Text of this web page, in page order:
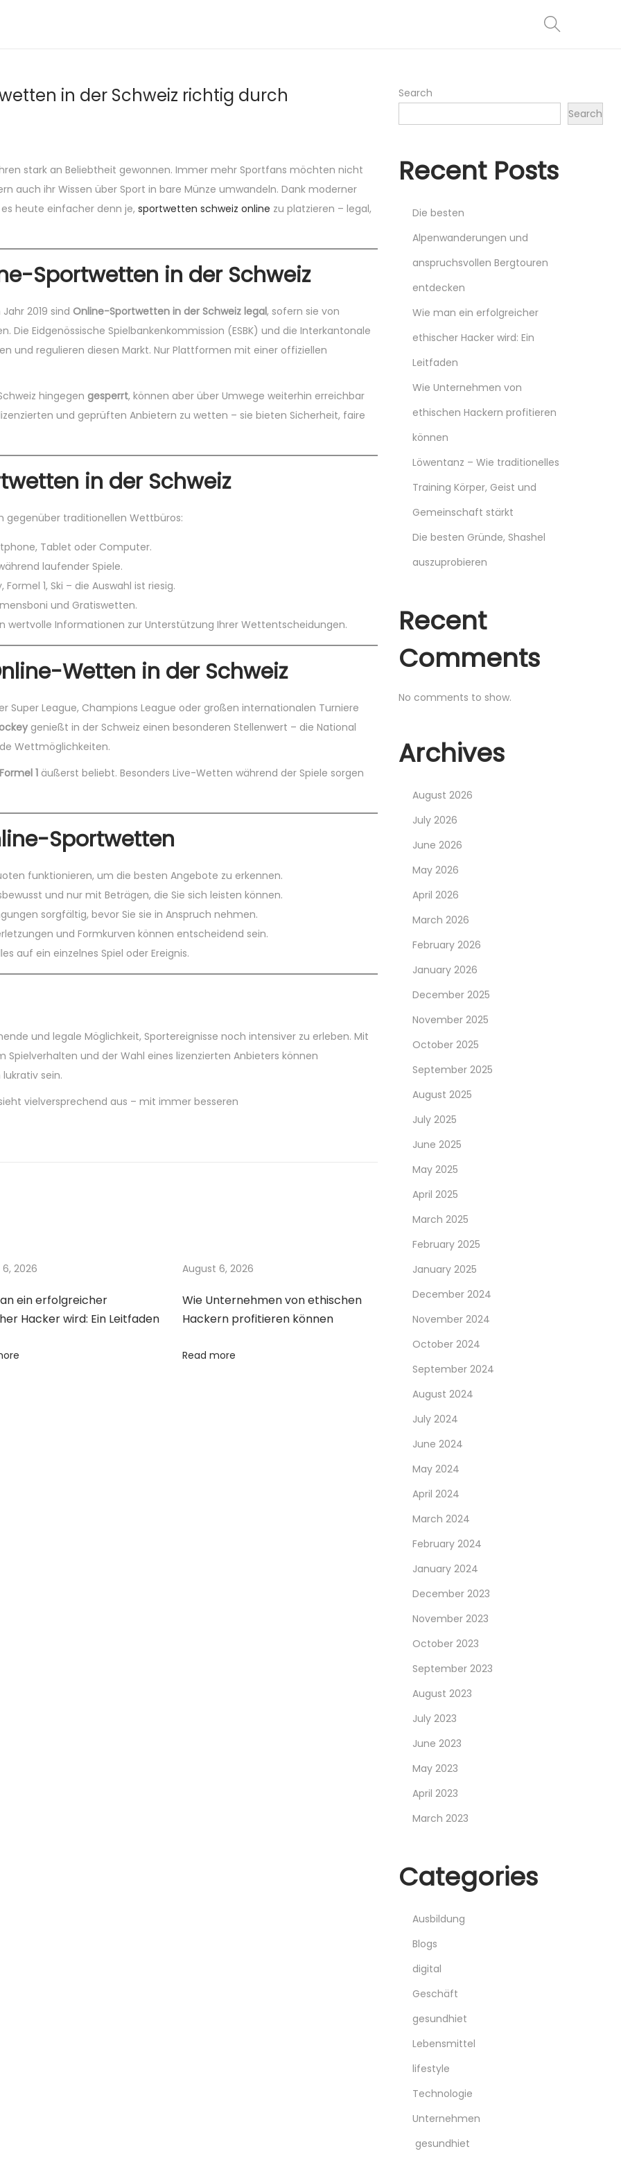
in der Schweiz richtig durch
stark an Beliebtheit gewonnen. Immer mehr Sportfans möchten nicht
auch ihr Wissen über Sport in bare Münze umwandeln. Dank moderner
heute einfacher denn je, sportwetten schweiz online zu platzieren – legal,
Sportwetten in der Schweiz
2019 sind Online-Sportwetten in der Schweiz legal, sofern sie von
Die Eidgenössische Spielbankenkommission (ESBK) und die Interkantonale
und regulieren diesen Markt. Nur Plattformen mit einer offiziellen
hingegen gesperrt, können aber über Umwege weiterhin erreichbar
und geprüften Anbietern zu wetten – sie bieten Sicherheit, faire
in der Schweiz
gegenüber traditionellen Wettbüros:
Tablet oder Computer.
laufender Spiele.
Formel 1, Ski – die Auswahl ist riesig.
und Gratiswetten.
wertvolle Informationen zur Unterstützung Ihrer Wettentscheidungen.
Wetten in der Schweiz
Super League, Champions League oder großen internationalen Turniere
genießt in der Schweiz einen besonderen Stellenwert – die National
Wettmöglichkeiten.
Formel 1 äußerst beliebt. Besonders Live-Wetten während der Spiele sorgen
Sportwetten
funktionieren, um die besten Angebote zu erkennen.
und nur mit Beträgen, die Sie sich leisten können.
sorgfältig, bevor Sie sie in Anspruch nehmen.
und Formkurven können entscheidend sein.
auf ein einzelnes Spiel oder Ereignis.
und legale Möglichkeit, Sportereignisse noch intensiver zu erleben. Mit
und der Wahl eines lizenzierten Anbieters können
sein.
vielversprechend aus – mit immer besseren
2026
ein erfolgreicher
Hacker wird: Ein Leitfaden
August 6, 2026
Wie Unternehmen von ethischen
Hackern profitieren können
Read more
Search
Search
Recent Posts
Die besten
Alpenwanderungen und
anspruchsvollen Bergtouren
entdecken
Wie man ein erfolgreicher
ethischer Hacker wird: Ein
Leitfaden
Wie Unternehmen von
ethischen Hackern profitieren
können
Löwentanz – Wie traditionelles
Training Körper, Geist und
Gemeinschaft stärkt
Die besten Gründe, Shashel
auszuprobieren
Recent
Comments
No comments to show.
Archives
August 2026
July 2026
June 2026
May 2026
April 2026
March 2026
February 2026
January 2026
December 2025
November 2025
October 2025
September 2025
August 2025
July 2025
June 2025
May 2025
April 2025
March 2025
February 2025
January 2025
December 2024
November 2024
October 2024
September 2024
August 2024
July 2024
June 2024
May 2024
April 2024
March 2024
February 2024
January 2024
December 2023
November 2023
October 2023
September 2023
August 2023
July 2023
June 2023
May 2023
April 2023
March 2023
Categories
Ausbildung
Blogs
digital
Geschäft
gesundhiet
Lebensmittel
lifestyle
Technologie
Unternehmen
gesundhiet